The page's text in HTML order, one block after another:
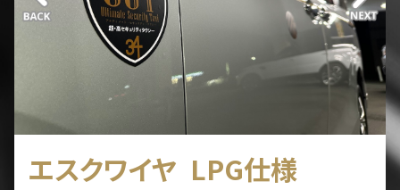
エスクワイヤ LPG仕様